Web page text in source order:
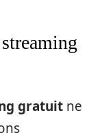
gratuit ne